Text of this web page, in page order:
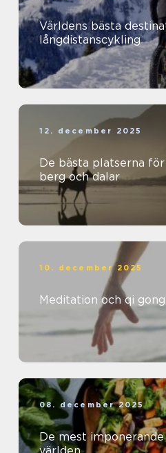
Världens bästa
långdistanscykling
12. december 2025
De bästa platserna
berg och dalar
10. december 2025
Meditation och qi
08. december 2025
De mest